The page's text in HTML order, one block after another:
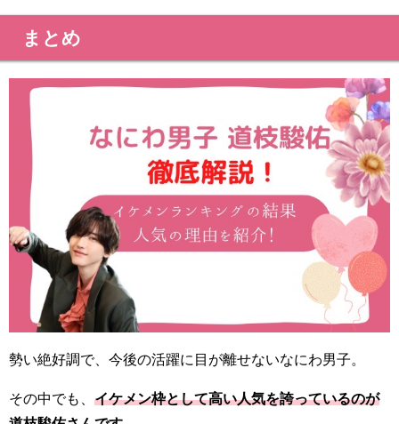
まとめ
勢い絶好調で、今後の活躍に目が離せないなにわ男子。
その中でも、 イケメン枠として高い人気を誇っているのが